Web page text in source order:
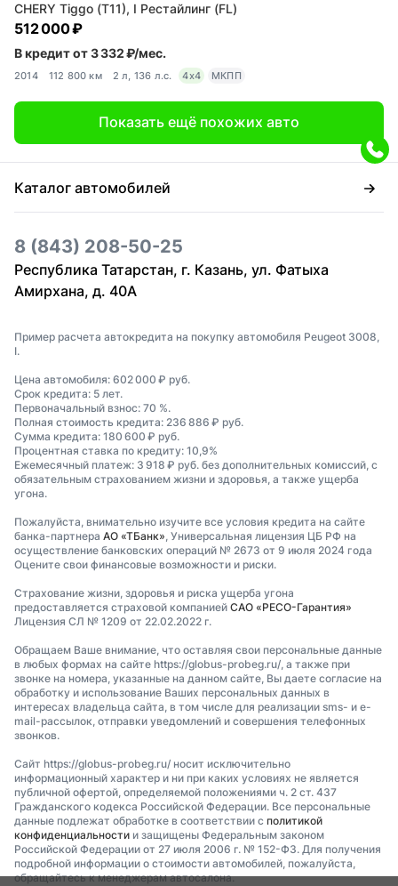
CHERY Tiggo (T11), I Рестайлинг (FL)
512 000 ₽
В кредит от 3 332 ₽/мес.
2014 112 800 км 2 л, 136 л.с. 4x4 МКПП
Показать ещё похожих авто
Каталог автомобилей
8 (843) 208-50-25
Республика Татарстан, г. Казань, ул. Фатыха
Амирхана, д. 40А
Пример расчета автокредита на покупку автомобиля Peugeot 3008,
I.
Цена автомобиля: 602 000 ₽ руб.
Срок кредита: 5 лет.
Первоначальный взнос: 70 %.
Полная стоимость кредита: 236 886 ₽ руб.
Сумма кредита: 180 600 ₽ руб.
Процентная ставка по кредиту: 10,9%
Ежемесячный платеж: 3 918 ₽ руб. без дополнительных комиссий, с
обязательным страхованием жизни и здоровья, а также ущерба
угона.
Пожалуйста, внимательно изучите все условия кредита на сайте
банка-партнера АО «ТБанк», Универсальная лицензия ЦБ РФ на
осуществление банковских операций № 2673 от 9 июля 2024 года
Оцените свои финансовые возможности и риски.
Страхование жизни, здоровья и риска ущерба угона
предоставляется страховой компанией САО «РЕСО-Гарантия»
Лицензия СЛ № 1209 от 22.02.2022 г.
Обращаем Ваше внимание, что оставляя свои персональные данные
в любых формах на сайте https://globus-probeg.ru/, а также при
звонке на номера, указанные на данном сайте, Вы даете согласие на
обработку и использование Ваших персональных данных в
интересах владельца сайта, в том числе для реализации sms- и e-
mail-рассылок, отправки уведомлений и совершения телефонных
звонков.
Сайт https://globus-probeg.ru/ носит исключительно
информационный характер и ни при каких условиях не является
публичной офертой, определяемой положениями ч. 2 ст. 437
Гражданского кодекса Российской Федерации. Все персональные
данные подлежат обработке в соответствии с политикой
конфиденциальности и защищены Федеральным законом
Российской Федерации от 27 июля 2006 г. № 152-ФЗ. Для получения
подробной информации о стоимости автомобилей, пожалуйста,
обращайтесь к менеджерам автосалона.